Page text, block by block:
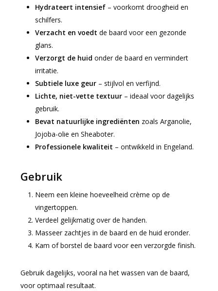
Hydrateert intensief– voorkomt droogheid en
schilfers.
Verzacht en voedt de baard voor een gezonde
glans.
Verzorgt de huid onder de baard en vermindert
irritatie.
Subtiele luxe geur– stijlvol en verfijnd.
Lichte, niet-vette textuur– ideaal voor dagelijks
gebruik.
Bevat natuurlijke ingrediënten zoals Arganolie,
Jojoba-olie en Sheaboter.
Professionele kwaliteit – ontwikkeld in Engeland.
Gebruik
Neem een kleine hoeveelheid crème op de
vingertoppen.
Verdeel gelijkmatig over de handen.
Masseer zachtjes in de baard en de huid eronder.
Kam of borstel de baard voor een verzorgde finish.
Gebruik dagelijks, vooral na het wassen van de baard,
voor optimaal resultaat.